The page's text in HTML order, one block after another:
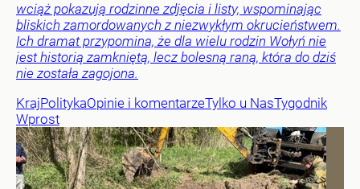
wciąż pokazują rodzinne zdjęcia i listy, wspominając
bliskich zamordowanych z niezwykłym okrucieństwem.
Ich dramat przypomina, że dla wielu rodzin Wołyń nie
jest historią zamkniętą, lecz bolesną raną, która do dziś
nie została zagojona.
KrajPolitykaOpinie i komentarzeTylko u NasTygodnik
Wprost